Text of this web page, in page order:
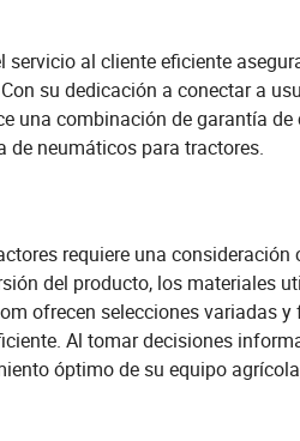
al cliente eficiente
su dedicación a conectar a
una combinación de garantía
neumáticos para tractores.
requiere una
del producto, los materiales
ofrecen selecciones variadas
Al tomar decisiones
óptimo de su equipo